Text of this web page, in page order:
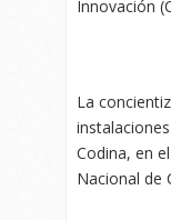
Innovación
La
Codina, en
Nacional de